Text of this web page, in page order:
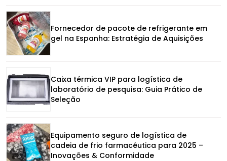
Fornecedor de pacote de refrigerante em
gel na Espanha: Estratégia de Aquisições
Caixa térmica VIP para logística de
laboratório de pesquisa: Guia Prático de
Seleção
Equipamento seguro de logística de
cadeia de frio farmacêutica para 2025 –
Inovações & Conformidade